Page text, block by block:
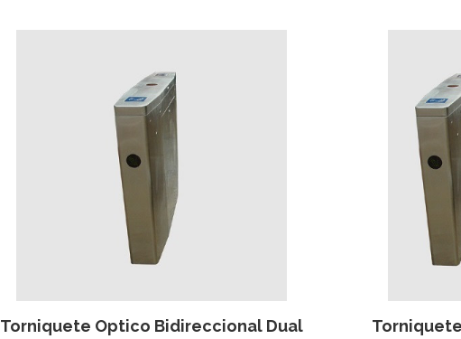
Torniquete Optico Bidireccional Dual